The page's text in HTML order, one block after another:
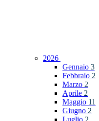
2026
Gennaio 3
Febbraio 2
Marzo 2
Aprile 2
Maggio 11
Giugno 2